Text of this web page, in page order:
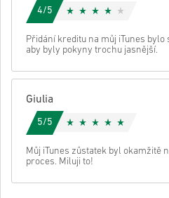
4/5
Přidání kreditu na můj iTunes
aby byly pokyny trochu jasnější.
Giulia
5/5
Můj iTunes zůstatek byl okamžitě
proces. Miluji to!